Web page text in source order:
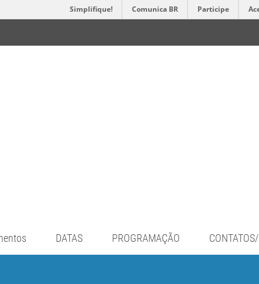
Simplifique! Comunica BR Participe
DATAS PROGRAMAÇÃO